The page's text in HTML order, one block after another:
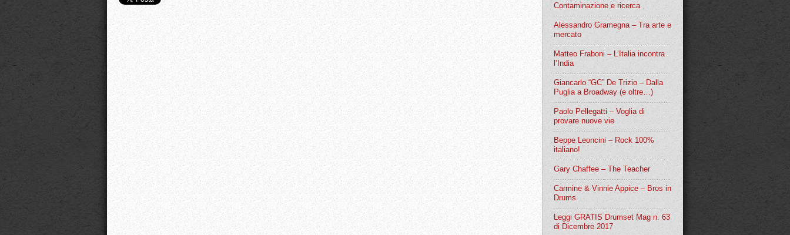
Contaminazione e ricerca
Alessandro Gramegna – Tra arte e
mercato
Matteo Fraboni – L’Italia incontra
l’India
Giancarlo “GC” De Trizio – Dalla
Puglia a Broadway (e oltre…)
Paolo Pellegatti – Voglia di
provare nuove vie
Beppe Leoncini – Rock 100%
italiano!
Gary Chaffee – The Teacher
Carmine & Vinnie Appice – Bros in
Drums
Leggi GRATIS Drumset Mag n. 63
di Dicembre 2017